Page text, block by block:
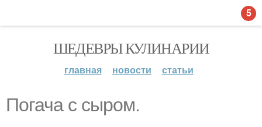
ШЕДЕВРЫ КУЛИНАРИИ
главная новости статьи
Погача с сыром.
5